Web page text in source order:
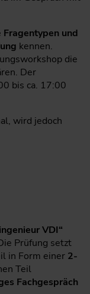
hat er in
und
Dr. Gimpel
Erfahrung
in den
der
IZFP in
Darüber
der
Lehrstuhl
Universität
Fragentypen und
kennen.
die
Der
bis ca. 17:00
wird jedoch
VDI“
Prüfung setzt
in Form einer 2-
Teil
Fachgespräch